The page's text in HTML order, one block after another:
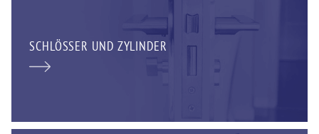
SCHLÖSSER UND ZYLINDER